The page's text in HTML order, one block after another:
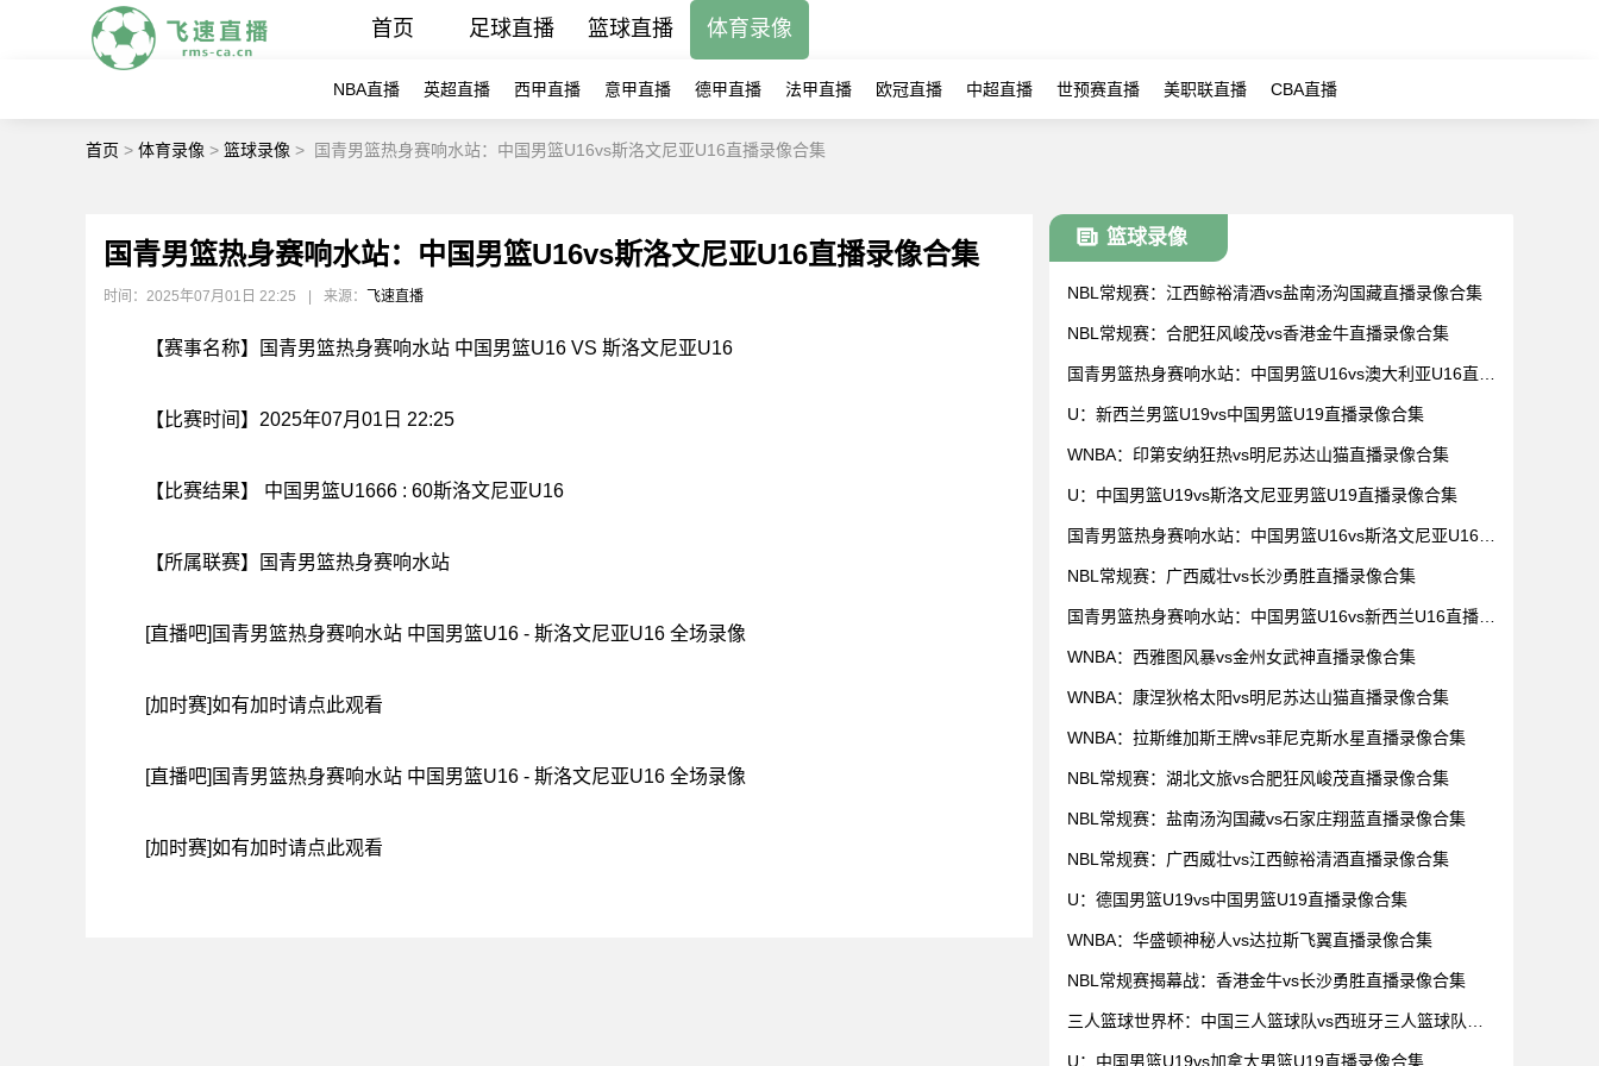
首页 足球直播 篮球直播 体育录像
NBA直播 英超直播 西甲直播 意甲直播 德甲直播 法甲直播 欧冠直播 中超直播 世预赛直播 美职联直播 CBA直播
首页 > 体育录像 > 篮球录像 > 国青男篮热身赛响水站：中国男篮U16vs斯洛文尼亚U16直播录像合集
国青男篮热身赛响水站：中国男篮U16vs斯洛文尼亚U16直播录像合集
时间：2025年07月01日 22:25 来源： 飞速直播
【赛事名称】国青男篮热身赛响水站 中国男篮U16 VS 斯洛文尼亚U16
【比赛时间】2025年07月01日 22:25
【比赛结果】 中国男篮U1666 : 60斯洛文尼亚U16
【所属联赛】 国青男篮热身赛响水站
[直播吧]国青男篮热身赛响水站 中国男篮U16 - 斯洛文尼亚U16 全场录像
[加时赛]如有加时请点此观看
[直播吧]国青男篮热身赛响水站 中国男篮U16 - 斯洛文尼亚U16 全场录像
[加时赛]如有加时请点此观看
篮球录像
NBL常规赛：江西鲸裕清酒vs盐南汤沟国藏直播录像合集
NBL常规赛：合肥狂风峻茂vs香港金牛直播录像合集
国青男篮热身赛响水站：中国男篮U16vs澳大利亚U16直播
U：新西兰男篮U19vs中国男篮U19直播录像合集
WNBA：印第安纳狂热vs明尼苏达山猫直播录像合集
U：中国男篮U19vs斯洛文尼亚男篮U19直播录像合集
国青男篮热身赛响水站：中国男篮U16vs斯洛文尼亚U16直
NBL常规赛：广西威壮vs长沙勇胜直播录像合集
国青男篮热身赛响水站：中国男篮U16vs新西兰U16直播录
WNBA：西雅图风暴vs金州女武神直播录像合集
WNBA：康涅狄格太阳vs明尼苏达山猫直播录像合集
WNBA：拉斯维加斯王牌vs菲尼克斯水星直播录像合集
NBL常规赛：湖北文旅vs合肥狂风峻茂直播录像合集
NBL常规赛：盐南汤沟国藏vs石家庄翔蓝直播录像合集
NBL常规赛：广西威壮vs江西鲸裕清酒直播录像合集
U：德国男篮U19vs中国男篮U19直播录像合集
WNBA：华盛顿神秘人vs达拉斯飞翼直播录像合集
NBL常规赛揭幕战：香港金牛vs长沙勇胜直播录像合集
三人篮球世界杯：中国三人篮球队vs西班牙三人篮球队直
U：中国男篮U19vs加拿大男篮U19直播录像合集